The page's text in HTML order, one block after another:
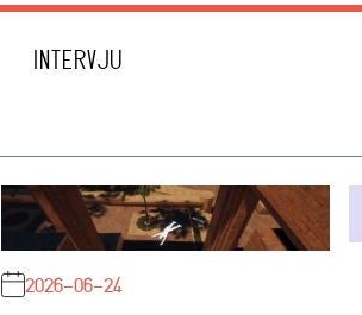
INTERVJU
2026-06-24